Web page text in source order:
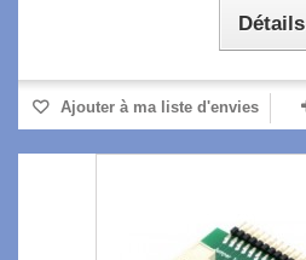
Détails
Ajouter à ma liste d'envies